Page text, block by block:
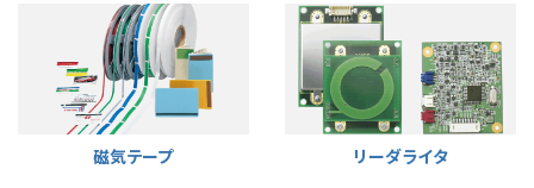
磁気テープ リーダライタ